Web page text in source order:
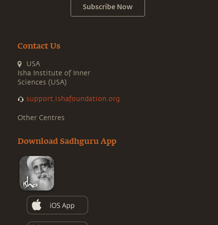
Subscribe Now
Contact Us
USA
Isha Institute of Inner
Sciences (USA)
support.ishafoundation.org
Other Centres
Download Sadhguru App